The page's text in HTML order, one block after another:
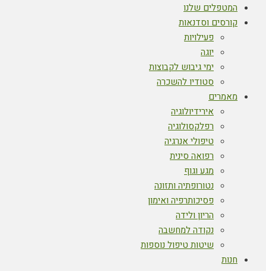
המטפלים שלנו
קורסים וסדנאות
פעילויות
יוגה
ימי גיבוש לקבוצות
סטודיו להשכרה
מאמרים
אירידיולוגיה
רפלקסולוגיה
טיפולי אנרגיה
רפואה סינית
מגע וגוף
נטורופתיה ותזונה
פסיכותרפיה ואימון
הריון ולידה
נקודה למחשבה
שיטות טיפול נוספות
חנות